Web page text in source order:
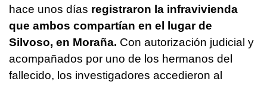
hace unos días registraron la infravivienda
que ambos compartían en el lugar de
Silvoso, en Moraña. Con autorización judicial y
acompañados por uno de los hermanos del
fallecido, los investigadores accedieron al